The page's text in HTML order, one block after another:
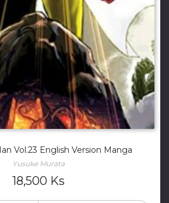
Vol.23 English Version Manga
Yusuke Murata
18,500 Ks